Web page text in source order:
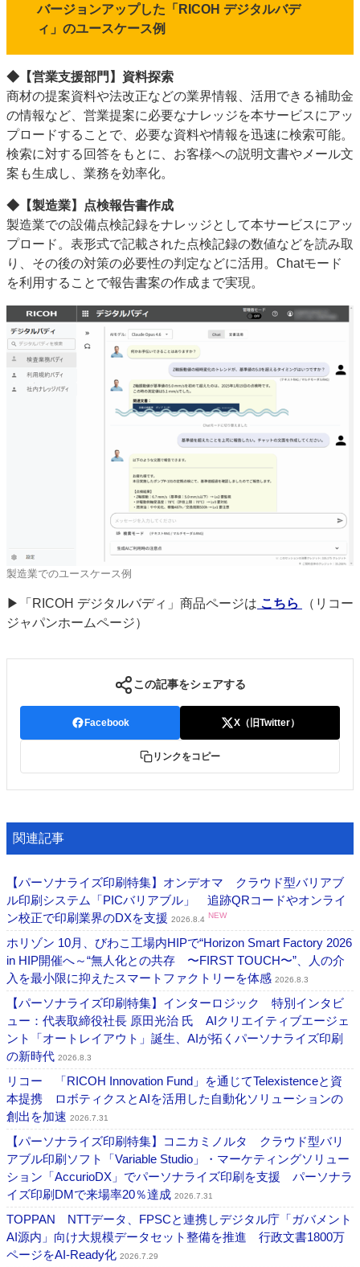
バージョンアップした「RICOH デジタルバデ
ィ」のユースケース例
◆【営業支援部門】資料探索
商材の提案資料や法改正などの業界情報、活用できる補助金
の情報など、営業提案に必要なナレッジを本サービスにアッ
プロードすることで、必要な資料や情報を迅速に検索可能。
検索に対する回答をもとに、お客様への説明文書やメール文
案も生成し、業務を効率化。
◆【製造業】点検報告書作成
製造業での設備点検記録をナレッジとして本サービスにアッ
プロード。表形式で記載された点検記録の数値などを読み取
り、その後の対策の必要性の判定などに活用。Chatモード
を利用することで報告書案の作成まで実現。
製造業でのユースケース例
▶「RICOH デジタルバディ」商品ページは こちら
（リコー
ジャパンホームページ）
この記事をシェアする
Facebook X（旧Twitter）
リンクをコピー
関連記事
【パーソナライズ印刷特集】オンデオマ クラウド型バリアブ
ル印刷システム「PICバリアブル」 追跡QRコードやオンライ
ン校正で印刷業界のDXを支援 2026.8.4 NEW
ホリゾン 10月、びわこ工場内HIPで“Horizon Smart Factory 2026
in HIP開催へ～“無人化との共存 〜FIRST TOUCH〜”、人の介
入を最小限に抑えたスマートファクトリーを体感 2026.8.3
【パーソナライズ印刷特集】インターロジック 特別インタビ
ュー：代表取締役社長 原田光治 氏 AIクリエイティブエージェ
ント「オートレイアウト」誕生、AIが拓くパーソナライズ印刷
の新時代 2026.8.3
リコー 「RICOH Innovation Fund」を通じてTelexistenceと資
本提携 ロボティクスとAIを活用した自動化ソリューションの
創出を加速 2026.7.31
【パーソナライズ印刷特集】コニカミノルタ クラウド型バリ
アブル印刷ソフト「Variable Studio」・マーケティングソリュー
ション「AccurioDX」でパーソナライズ印刷を支援 パーソナラ
イズ印刷DMで来場率20％達成 2026.7.31
TOPPAN NTTデータ、FPSCと連携しデジタル庁「ガバメント
AI源内」向け大規模データセット整備を推進 行政文書1800万
ページをAI-Ready化 2026.7.29